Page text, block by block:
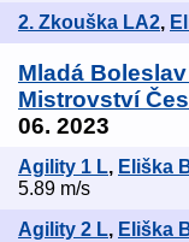
2. Zkouška LA2,
Mladá
Mistrovství
06. 2023
Agility 1 L, Eliška
5.89 m/s
Agility 2 L, Eliška